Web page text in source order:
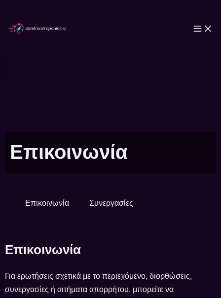
Επικοινωνία
Επικοινωνία Συνεργασίες
Επικοινωνία
Για ερωτήσεις σχετικά με το περιεχόμενο, διορθώσεις,
συνεργασίες ή αιτήματα απορρήτου, μπορείτε να